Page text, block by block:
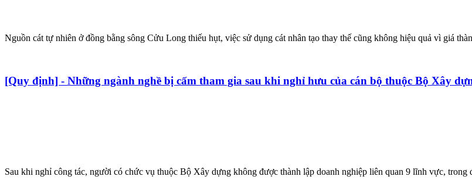
Nguồn cát tự nhiên ở đồng bằng sông Cửu Long thiếu hụt, việc sử dụng cát nhân tạo thay thế cũng không hiệu quả vì giá
[Quy định] - Những ngành nghề bị cấm tham gia sau khi nghỉ hưu của cán bộ thuộc Bộ Xây
Sau khi nghỉ công tác, người có chức vụ thuộc Bộ Xây dựng không được thành lập doanh nghiệp liên quan 9 lĩnh vực,